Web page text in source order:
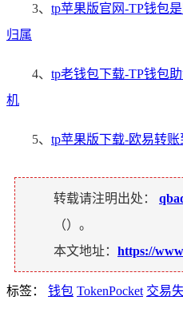
3、 tp苹果版官网-TP钱包
归属
4、 tp老钱包下载-TP钱包
机
5、 tp苹果版下载-欧易转
转载请注明出处：
（）。
本文地址： https://
标签： 钱包 TokenPocket 交易